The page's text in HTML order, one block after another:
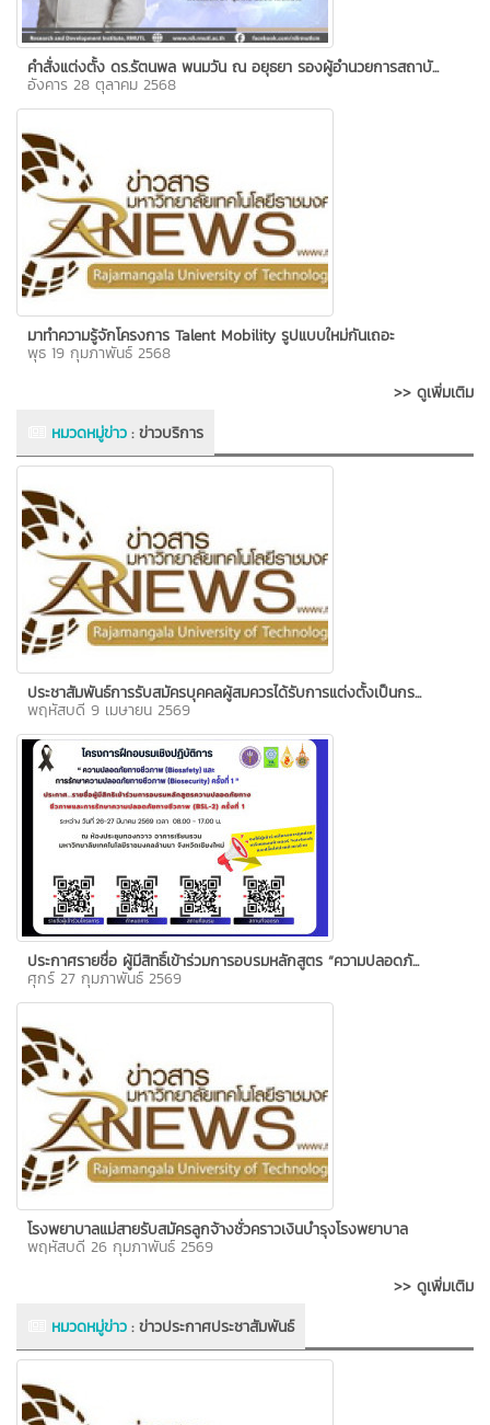
คำสั่งแต่งตั้ง ดร.รัตนพล พนมวัน ณ อยุธยา รองผู้อำนวยการสถาบั...
อังคาร 28 ตุลาคม 2568
มาทำความรู้จักโครงการ Talent Mobility รูปแบบใหม่กันเถอะ
พุธ 19 กุมภาพันธ์ 2568
>> ดูเพิ่มเติม
หมวดหมู่ข่าว:ข่าวบริการ
ประชาสัมพันธ์การรับสมัครบุคคลผู้สมควรได้รับการแต่งตั้งเป็นกร...
พฤหัสบดี 9 เมษายน 2569
ประกาศรายชื่อ ผู้มีสิทธิ์เข้าร่วมการอบรมหลักสูตร “ความปลอดภั...
ศุกร์ 27 กุมภาพันธ์ 2569
โรงพยาบาลแม่สายรับสมัครลูกจ้างชั่วคราวเงินบำรุงโรงพยาบาล
พฤหัสบดี 26 กุมภาพันธ์ 2569
>> ดูเพิ่มเติม
หมวดหมู่ข่าว:ข่าวประกาศประชาสัมพันธ์